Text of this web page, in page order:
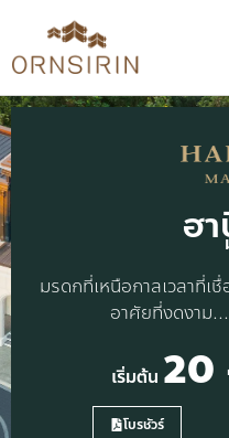
ฮ
มรดกที่เหนือกาลเวลาที่เ
อาศัยที่งดงาม
เริ่มต้น 20
โบรชัวร์